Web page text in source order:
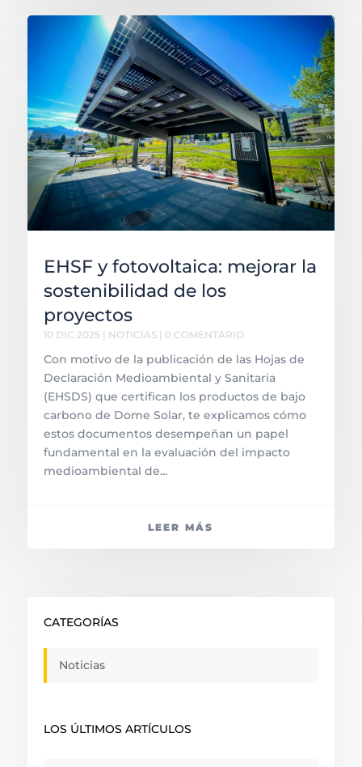
EHSF y fotovoltaica: mejorar la
sostenibilidad de los
proyectos
10 DIC 2025 | NOTICIAS| 0 COMENTARIO
Con motivo de la publicación de las Hojas de
Declaración Medioambiental y Sanitaria
(EHSDS) que certifican los productos de bajo
carbono de Dome Solar, te explicamos cómo
estos documentos desempeñan un papel
fundamental en la evaluación del impacto
medioambiental de...
LEER MÁS
CATEGORÍAS
Noticias
LOS ÚLTIMOS ARTÍCULOS